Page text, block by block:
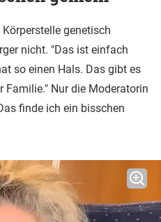
genetisch
nicht. "Das ist einfach
so einen Hals. Das gibt es
Familie." Nur die Moderatorin
finde ich ein bisschen